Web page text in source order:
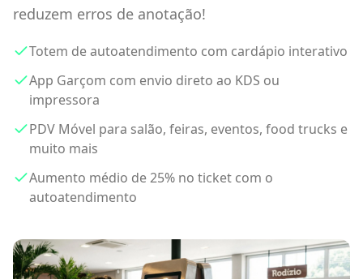
reduzem erros de anotação!
Totem de autoatendimento com cardápio interativo
App Garçom com envio direto ao KDS ou
impressora
PDV Móvel para salão, feiras, eventos, food trucks e
muito mais
Aumento médio de 25% no ticket com o
autoatendimento